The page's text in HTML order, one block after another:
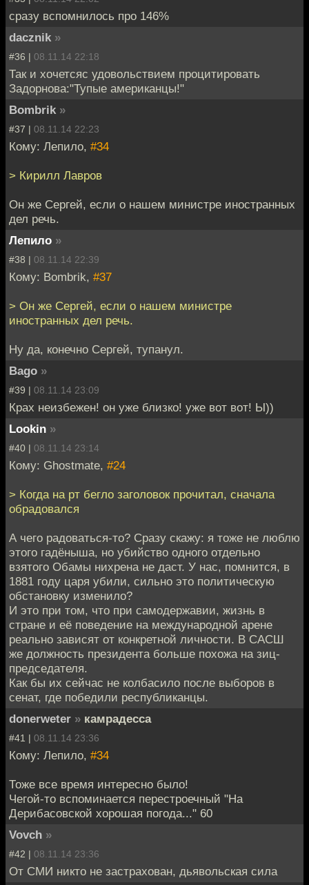
сразу вспомнилось про 146%
dacznik »
#36 | 08.11.14 22:18
Так и хочетсяс удовольствием процитировать
Задорнова:"Тупые американцы!"
Bombrik »
#37 | 08.11.14 22:23
Кому: Лепило, #34
> Кирилл Лавров
Он же Сергей, если о нашем министре иностранных
дел речь.
Лепило »
#38 | 08.11.14 22:39
Кому: Bombrik, #37
> Он же Сергей, если о нашем министре
иностранных дел речь.
Ну да, конечно Сергей, тупанул.
Bago »
#39 | 08.11.14 23:09
Крах неизбежен! он уже близко! уже вот вот! Ы))
Lookin »
#40 | 08.11.14 23:14
Кому: Ghostmate, #24
> Когда на рт бегло заголовок прочитал, сначала
обрадовался
А чего радоваться-то? Сразу скажу: я тоже не люблю
этого гадёныша, но убийство одного отдельно
взятого Обамы нихрена не даст. У нас, помнится, в
1881 году царя убили, сильно это политическую
обстановку изменило?
И это при том, что при самодержавии, жизнь в
стране и её поведение на международной арене
реально зависят от конкретной личности. В САСШ
же должность президента больше похожа на зиц-
председателя.
Как бы их сейчас не колбасило после выборов в
сенат, где победили республиканцы.
donerweter » камрадесса
#41 | 08.11.14 23:36
Кому: Лепило, #34
Тоже все время интересно было!
Чегой-то вспоминается перестроечный "На
Дерибасовской хорошая погода..." 60
Vovch »
#42 | 08.11.14 23:36
От СМИ никто не застрахован, дьявольская сила